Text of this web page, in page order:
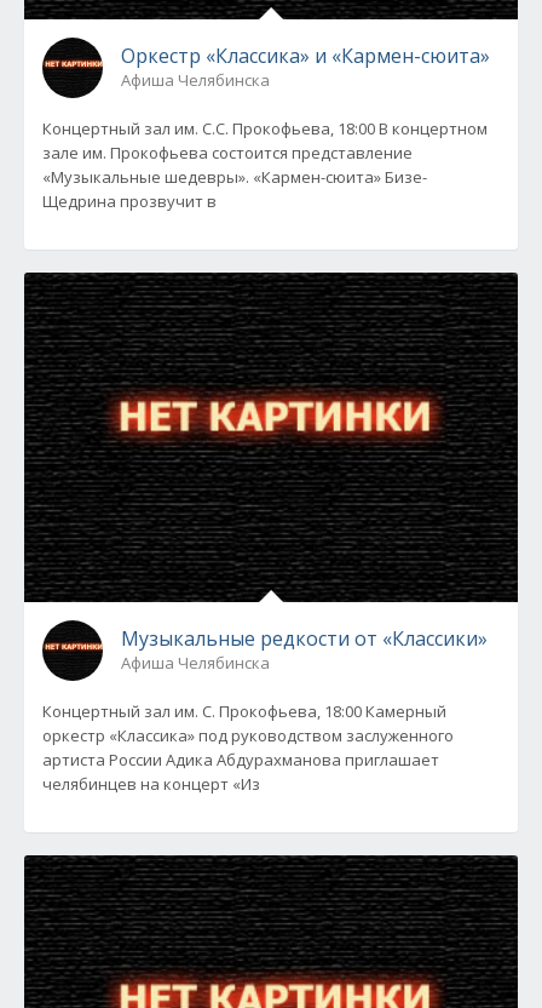
Оркестр «Классика» и «Кармен-сюита»
Афиша Челябинска
Концертный зал им. С.С. Прокофьева, 18:00 В концертном
зале им. Прокофьева состоится представление
«Музыкальные шедевры». «Кармен-сюита» Бизе-
Щедрина прозвучит в
Музыкальные редкости от «Классики»
Афиша Челябинска
Концертный зал им. С. Прокофьева, 18:00 Камерный
оркестр «Классика» под руководством заслуженного
артиста России Адика Абдурахманова приглашает
челябинцев на концерт «Из